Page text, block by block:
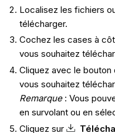
Localisez les fichiers
télécharger.
Cochez les cases à
vous souhaitez
Cliquez avec le
vous souhaitez
Remarque: Vous
en survolant ou en
Cliquez sur